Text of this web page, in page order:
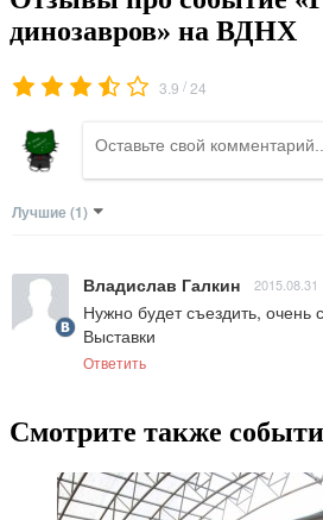
динозавров» на ВДНХ
3.9 /24
Лучшие (1)
Владислав Галкин 2015.08.31
Нужно будет съездить, очень
Выставки
Ответить
Смотрите также